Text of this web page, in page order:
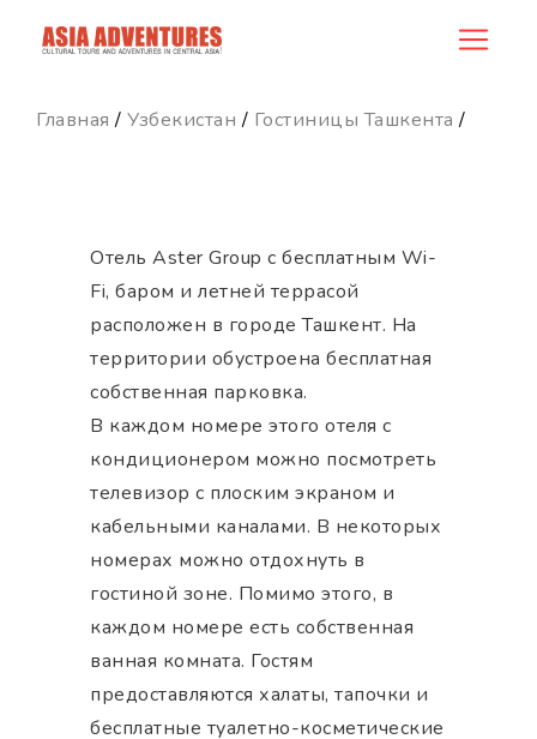
hotel_id
Главная / Узбекистан / Гостиницы Ташкента /
Отель Aster Group с бесплатным Wi-
Fi, баром и летней террасой
расположен в городе Ташкент. На
территории обустроена бесплатная
собственная парковка.
В каждом номере этого отеля с
кондиционером можно посмотреть
телевизор с плоским экраном и
кабельными каналами. В некоторых
номерах можно отдохнуть в
гостиной зоне. Помимо этого, в
каждом номере есть собственная
ванная комната. Гостям
предоставляются халаты, тапочки и
бесплатные туалетно-косметические